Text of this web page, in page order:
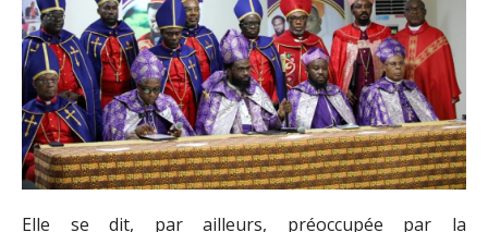
Elle se dit, par ailleurs, préoccupée par la